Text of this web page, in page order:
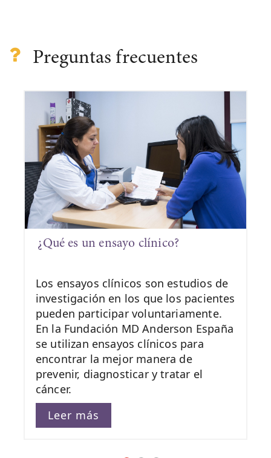
Preguntas frecuentes
¿Qué es un ensayo clínico?
Los ensayos clínicos son estudios de
investigación en los que los pacientes
pueden participar voluntariamente.
En la Fundación MD Anderson España
se utilizan ensayos clínicos para
encontrar la mejor manera de
prevenir, diagnosticar y tratar el
cáncer.
Leer más